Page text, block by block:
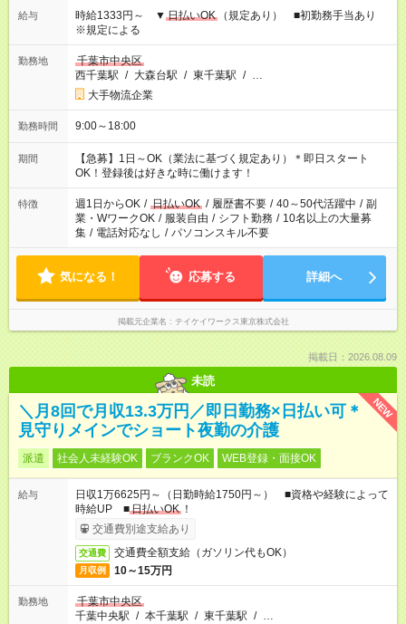
給与 時給1333円～ ▼ 日払いOK
（規定あり） ■初勤務手当あり
※規定による
勤務地
千葉市中央区
西千葉駅 / 大森台駅 / 東千葉駅 / …
大手物流企業
勤務時間 9:00～18:00
期間
【急募】1日～OK（業法に基づく規定あり）＊即日スタート
OK！登録後は好きな時に働けます！
特徴 週1日からOK / 日払いOK / 履歴書不要 / 40～50代活躍中 / 副
業・WワークOK / 服装自由 / シフト勤務 / 10名以上の大量募
集 / 電話対応なし / パソコンスキル不要
気になる！ 応募する 詳細へ
掲載元企業名 テイケイワークス東京株式会社
掲載日：2026.08.09
未読
NEW
＼月8回で月収13.3万円／即日勤務×日払い可＊
見守りメインでショート夜勤の介護
派遣 社会人未経験OK ブランクOK WEB登録・面接OK
給与
日収1万6625円～（日勤時給1750円～） ■資格や経験によって
時給UP ■日払いOK ！
交通費別途支給あり
交通費 交通費全額支給（ガソリン代もOK）
月収例 10～15万円
勤務地
千葉市中央区
千葉中央駅 / 本千葉駅 / 東千葉駅 / …